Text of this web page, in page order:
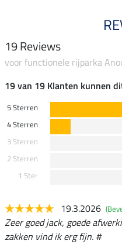
19 Reviews
voor functionele rijparka
19 van 19 Klanten kunnen
5 Sterren
4 Sterren
3 Sterren
2 Sterren
1 Ster
19.3.2026
Zeer goed jack, goede
zakken vind ik erg fijn. #